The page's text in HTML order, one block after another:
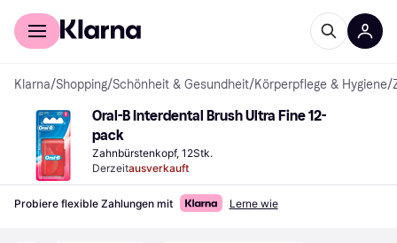
Für Shopper
Klarna/Shopping/Schönheit & Gesundheit/Körperpflege & Hygiene/
Oral-B Interdental Brush Ultra Fine 12-
pack
Zahnbürstenkopf, 12Stk.
Derzeitausverkauft
Probiere flexible Zahlungen mit Lerne wie